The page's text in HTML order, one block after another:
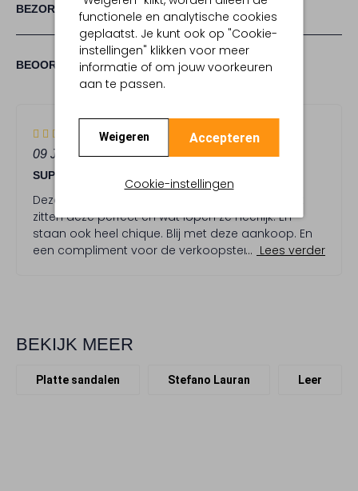
functionele en analytische cookies
geplaatst. Je kunt ook op "Cookie-
instellingen" klikken voor meer
informatie of om jouw voorkeuren
aan te passen.
Weigeren Accepteren
Cookie-instellingen
BEOORDELINGEN (1) 5/5
1
5
STERREN
BEZORGEN & RETOURNEREN
5
S
t
e
r
r
e
n
09 JUNI 2025DOOR JOKE
SUPER SANDALEN
Deze zwarte en gouden sandalen gekocht. Wat
zitten deze perfect en wat lopen ze heerlijk. En
staan ook heel chique. Blij met deze aankoop. En
een compliment voor de verkoopster die mij zo
Lees verder
BEKIJK MEER
Platte sandalen Stefano Lauran Leer